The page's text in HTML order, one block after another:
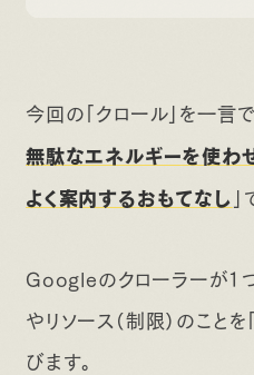
今回の「クロール」を一言
無駄なエネルギーを使わ
よく案内するおもてなし
Googleのクローラーが1
やリソース（制限）のことを
びます。